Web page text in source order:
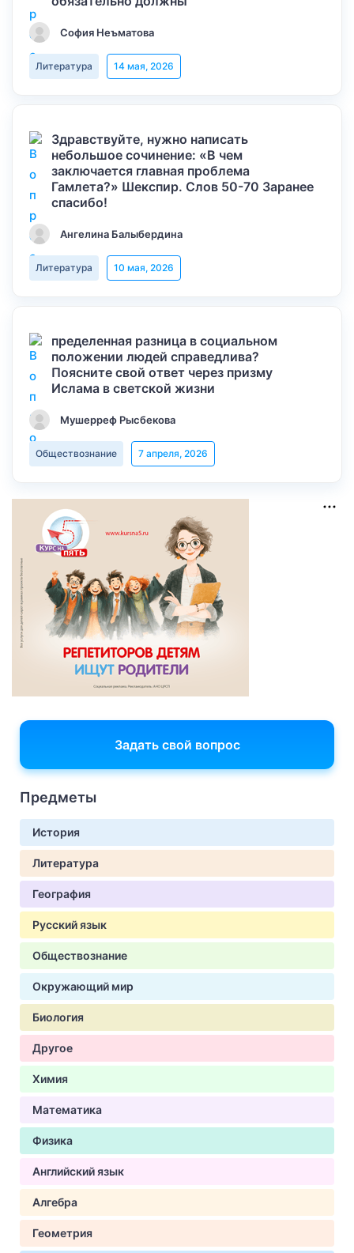
София Неъматова
Литература 14 мая, 2026
Здравствуйте, нужно написать
небольшое сочинение: «В чем
заключается главная проблема
Гамлета?» Шекспир. Слов 50-70 Заранее
спасибо!
Ангелина Балыбердина
Литература 10 мая, 2026
пределенная разница в социальном
положении людей справедлива?
Поясните свой ответ через призму
Ислама в светской жизни
Мушерреф Рысбекова
Обществознание 7 апреля, 2026
Задать свой вопрос
Предметы
История
Литература
География
Русский язык
Обществознание
Окружающий мир
Биология
Другое
Химия
Математика
Физика
Английский язык
Алгебра
Геометрия